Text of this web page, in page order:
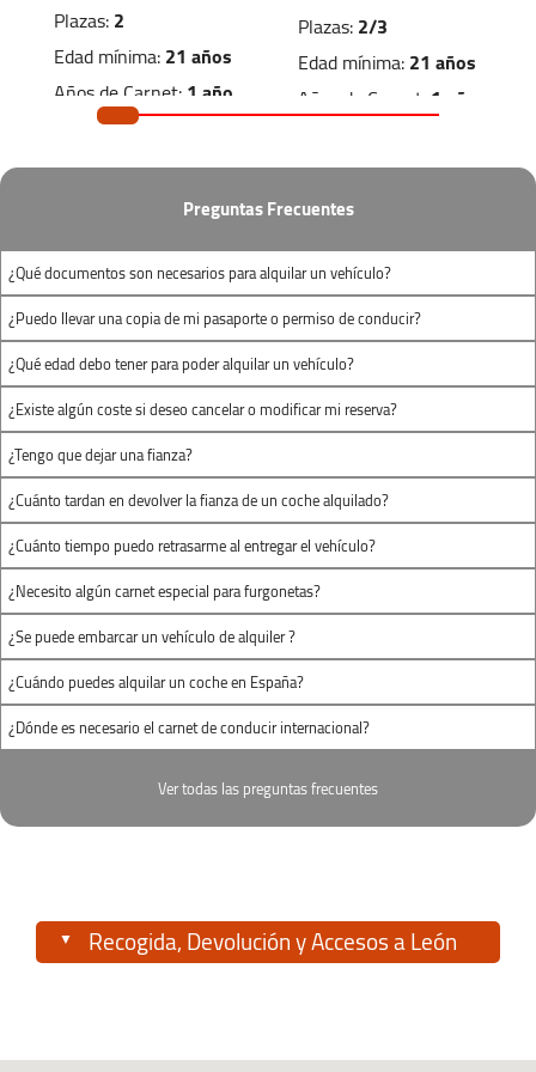
Domingo:
Plazas:2
Edad mínima:21 años
Años de Carnet:1 año
1.20mx
1.20m
(largo x ancho x
alto)
Plazas:2/3
Edad mínima:21 años
Años de Carnet: 1 año
Dimensiones de carga
2.20m
1.40m
(largo x ancho x
alto)
Preguntas Frecuentes
¿Qué documentos son necesarios para alquilar un vehículo?
¿Puedo llevar una copia de mi pasaporte o permiso de conducir?
¿Qué edad debo tener para poder alquilar un vehículo?
¿Existe algún coste si deseo cancelar o modificar mi reserva?
¿Tengo que dejar una fianza?
¿Cuánto tardan en devolver la fianza de un coche alquilado?
¿Cuánto tiempo puedo retrasarme al entregar el vehículo?
¿Necesito algún carnet especial para furgonetas?
¿Se puede embarcar un vehículo de alquiler ?
¿Cuándo puedes alquilar un coche en España?
¿Dónde es necesario el carnet de conducir internacional?
Ver todas las preguntas frecuentes
Recogida, Devolución y Accesos a León